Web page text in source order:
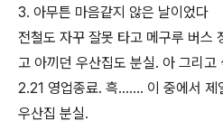
3. 아무튼 마음같지 않은 날이었다
전철도 자꾸 잘못 타고 메구루 버스
고 아끼던 우산집도 분실. 아 그리고
2.21 영업종료. 흑....... 이 중에서
우산집 분실.